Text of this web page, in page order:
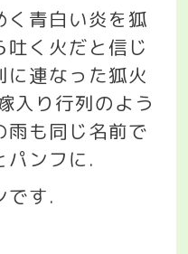
く青白い炎を狐
く火だと信じ
に連なった狐火
入り行列のよう
雨も同じ名前で
パンフに .
です.